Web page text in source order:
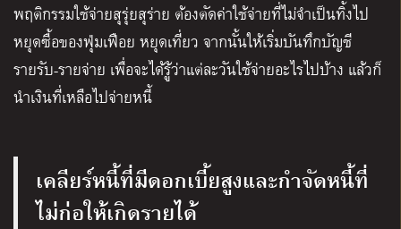
พฤติกรรมใช้จ่ายสุรุ่ยสุร่าย ต้องตัดค่าใช้จ่ายที่ไม่จำเป็นทิ้งไป
หยุดซื้อของฟุ่มเฟือย หยุดเที่ยว จากนั้นให้เริ่มบันทึกบัญชี
รายรับ-รายจ่าย เพื่อจะได้รู้ว่าแต่ละวันใช้จ่ายอะไรไปบ้าง แล้วก็
นำเงินที่เหลือไปจ่ายหนี้
เคลียร์หนี้ที่มีดอกเบี้ยสูงและกำจัดหนี้ที่
ไม่ก่อให้เกิดรายได้